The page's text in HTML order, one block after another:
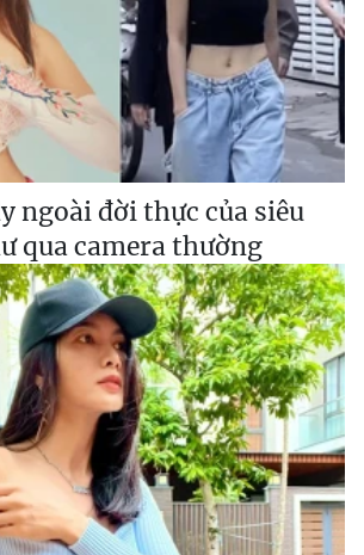
ngoài đời thực của siêu
qua camera thường